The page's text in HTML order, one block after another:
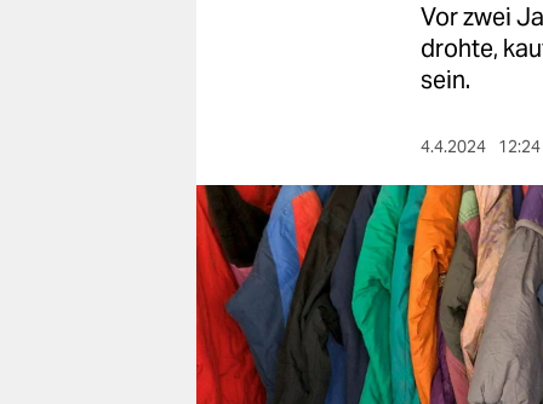
verlag
verlag
veranstaltungen
shop
fragen & hilfe
Vor zwei
drohte,
sein.
4.4.2024